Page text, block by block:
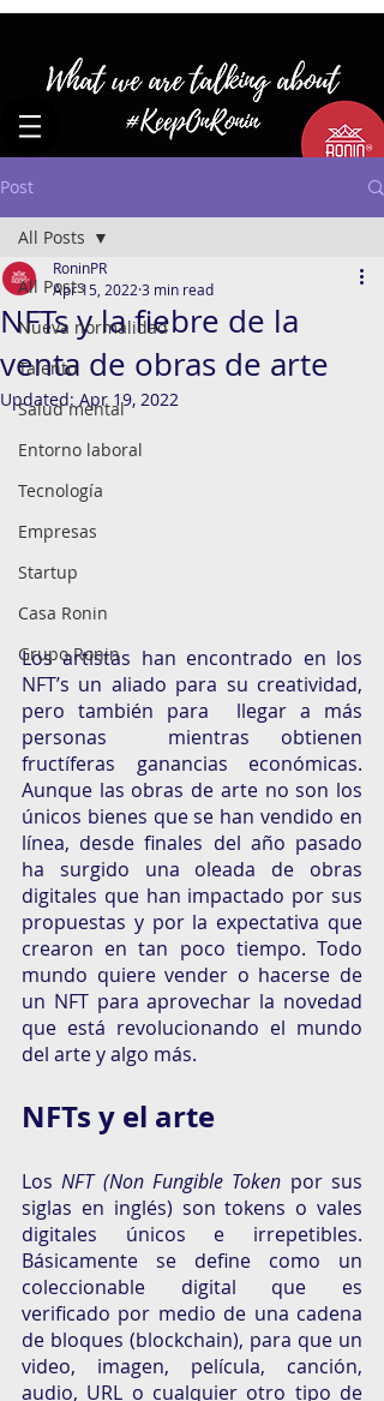
Post
All Posts
Nueva normalidad
Talento
Salud mental
Entorno laboral
Tecnología
Empresas
Startup
Casa Ronin
Grupo Ronin
All Posts
NFTs y la fiebre de la
venta de obras de arte
RoninPR
Apr 15, 2022 3 min read
Updated: Apr 19, 2022
Los artistas han encontrado en los
NFT’s un aliado para su creatividad,
pero también para  llegar a más
personas  mientras obtienen
fructíferas ganancias económicas.
Aunque las obras de arte no son los
únicos bienes que se han vendido en
línea, desde finales del año pasado
ha surgido una oleada de obras
digitales que han impactado por sus
propuestas y por la expectativa que
crearon en tan poco tiempo. Todo
mundo quiere vender o hacerse de
un NFT para aprovechar la novedad
que está revolucionando el mundo
del arte y algo más.
NFTs y el arte
Los NFT (Non Fungible Token por sus
siglas en inglés) son tokens o vales
digitales únicos e irrepetibles.
Básicamente se define como un
coleccionable digital que es
verificado por medio de una cadena
de bloques (blockchain), para que un
video, imagen, película, canción,
audio, URL o cualquier otro tipo de